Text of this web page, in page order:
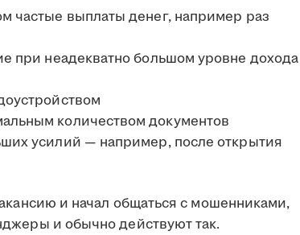
частые выплаты денег, например раз
при неадекватно большом уровне дохода
количеством документов
усилий — например, после открытия
и начал общаться с мошенниками,
и обычно действуют так.